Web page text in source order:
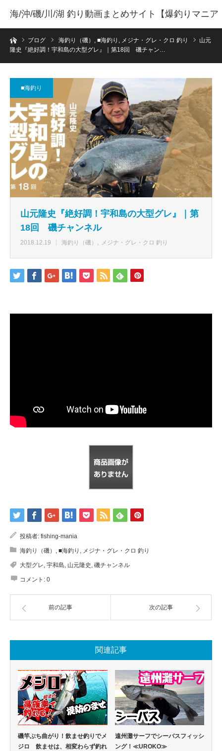
海/沖/磯/川/湖 釣り動画まとめサイト【爆釣りマニア
】ホームブログ 海釣り（磯） , ■海釣り , メジナ・グレ・クロ 釣り
山元
隆史『絶好調！宇和島の大型グレ』｜第18回 磯チャン…
■海釣り
山元隆史『絶好調！宇和島の大型グレ』｜第
18回 磯チャンネル
2018.12.19 海釣り（磯） メジナ・グレ・クロ 釣り
投稿者: fishing-mania
海釣り（磯） , ■海釣り , メジナ・グレ・クロ 釣り
大型グレ, 宇和島, 山元隆史 , 磯チャンネル
コメント: 0
前の記事 次の記事
関連記事
磯竿ぶち曲がり！飲ませ釣りでメ
ジロ 飲ませは、相変わらず釣れ
遠州灘サーフでシーバスフィッシ
ング！≪UROKO≫